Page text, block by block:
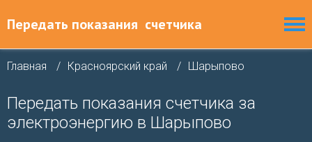
Передать показания счетчика
Главная Красноярский край Шарыпово
Передать показания счетчика за
электроэнергию в Шарыпово